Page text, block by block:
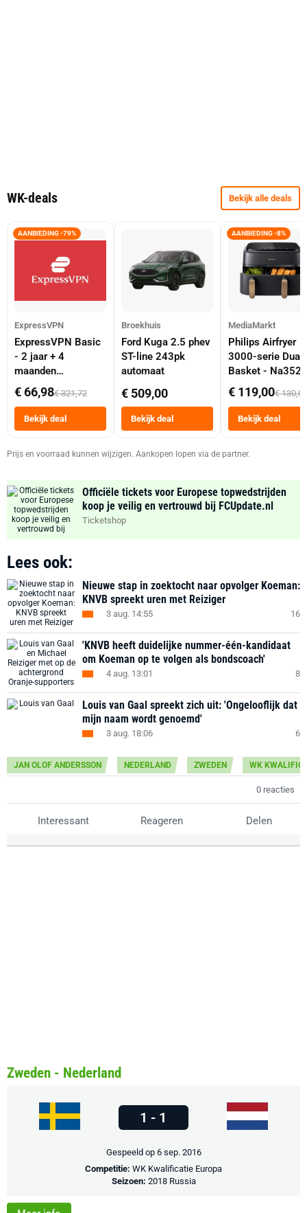
WK-deals Bekijk alle deals
AANBIEDING -79%
ExpressVPN
ExpressVPN Basic
- 2 jaar + 4
maanden
abonnement
€ 66,98€ 321,72
Bekijk deal
Broekhuis
Ford Kuga 2.5 phev
ST-line 243pk
automaat
€ 509,00
Bekijk deal
AANBIEDING -8%
MediaMarkt
Philips Airfryer
3000-serie Dual
Basket -
Dubbele Mand 9
Tot 6 Personen
Heteluchtfriteuse
Zwart
€ 119,00€ 130,00
Bekijk deal
Prijs en voorraad kunnen wijzigen. Aankopen lopen via de partner.
Officiële tickets voor Europese topwedstrijden
koop je veilig en vertrouwd bij FCUpdate.nl
Ticketshop
Lees ook:
Nieuwe stap in zoektocht naar opvolger Koeman:
KNVB spreekt uren met Reiziger
3 aug. 14:55 16
'KNVB heeft duidelijke nummer-één-kandidaat
om Koeman op te volgen als bondscoach'
4 aug. 13:01 8
Louis van Gaal spreekt zich uit: 'Ongelooflijk dat
mijn naam wordt genoemd'
3 aug. 18:06 6
JAN OLOF ANDERSSON NEDERLAND ZWEDEN WK
0 reacties
Interessant Reageren Delen
Zweden - Nederland
1 - 1
Gespeeld op 6 sep. 2016
Competitie: WK Kwalificatie Europa
Seizoen: 2018 Russia